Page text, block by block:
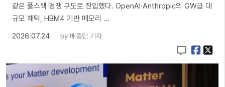
같은 풀스택 경쟁 구도로 진입했다. OpenAI·Anthropic의 GW급 대
규모 채택, HBM4 기반 메모리 …
2026.07.24
by 배종인 기자